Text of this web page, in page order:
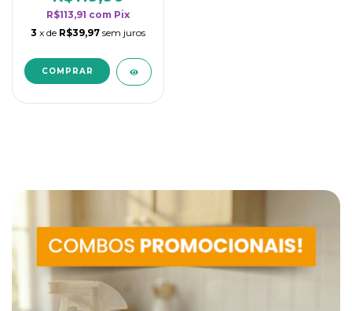
R$113,91 com Pix
3 x de R$39,97 sem juros